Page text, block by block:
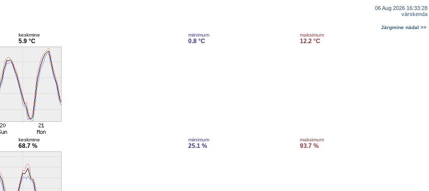
06 Aug 2026 16:33:28
värskenda
Järgmine nädal >>
keskmine
5.9 °C
miinimum
0.8 °C
maksimum
12.2 °C
keskmine
68.7 %
miinimum
25.1 %
maksimum
93.7 %